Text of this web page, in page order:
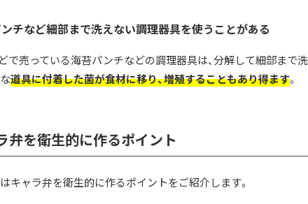
チなど細部まで洗えない調理器具を使うことがある
で売っている海苔パンチなどの調理器具は、分解して細部まで
道具に付着した菌が食材に移り、増殖することもあり得ます。
弁を衛生的に作るポイント
キャラ弁を衛生的に作るポイントをご紹介します。